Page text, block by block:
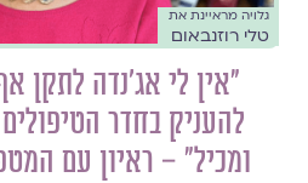
גלויה מראיינת את
טלי רוזנבאום
״אין לי אג'נדה לתקן
להעניק בחדר
ומכיל״ – ראיון עם